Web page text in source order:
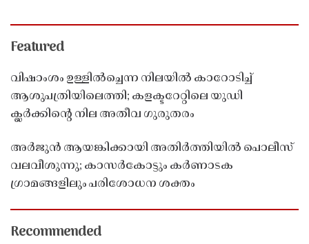
Featured
വിഷാംശം ഉള്ളിൽച്ചെന്ന നിലയിൽ കാറോടിച്ച്
ആശുപത്രിയിലെത്തി; കളക്ടറേറ്റിലെ യുഡി
ക്ലർക്കിൻ്റെ നില അതീവ ഗുരുതരം
അർജുൻ ആയങ്കിക്കായി അതിർത്തിയിൽ പൊലീസ്
വലവീശുന്നു; കാസർകോട്ടും കർണാടക
ഗ്രാമങ്ങളിലും പരിശോധന ശക്തം
Recommended